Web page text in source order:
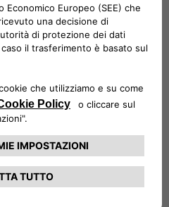
e risparmio!
Charge per ottenere
alla guida e alla
Fiat.
FREE2MOVE CHARGE